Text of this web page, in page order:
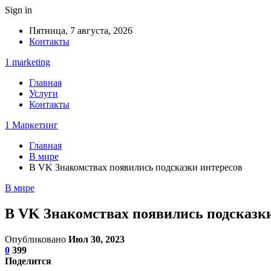
Sign in
Пятница, 7 августа, 2026
Контакты
1 marketing
Главная
Услуги
Контакты
1 Маркетинг
Главная
В мире
В VK Знакомствах появились подсказки интересов
В мире
В VK Знакомствах появились
Опубликовано Июл 30, 2023
0 399
Поделится